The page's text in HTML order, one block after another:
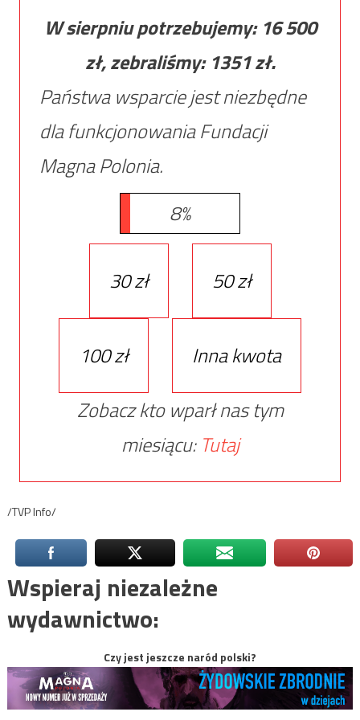
W sierpniu potrzebujemy: 16 500
zł, zebraliśmy: 1351zł.
Państwa wsparcie jest niezbędne
dla funkcjonowania Fundacji
Magna Polonia.
8%
30 zł 50 zł
100 zł
Inna kwota
Zobacz kto wparł nas tym
miesiącu: Tutaj
/TVP Info/
Wspieraj niezależne
wydawnictwo:
Czy jest jeszcze naród polski?